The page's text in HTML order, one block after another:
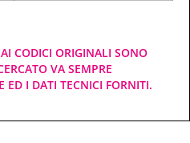
CODICI ORIGINALI SONO
VA SEMPRE
ED I DATI TECNICI FORNITI.